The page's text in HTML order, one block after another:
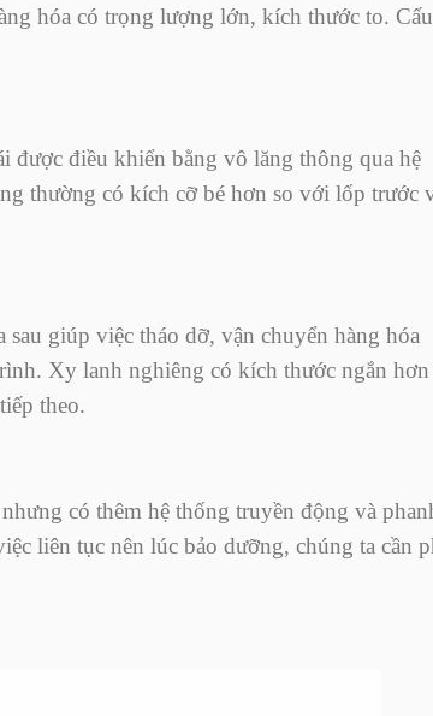
hóa có trọng lượng lớn, kích thước to. Cấu
điều khiển bằng vô lăng thông qua hệ
thường có kích cỡ bé hơn so với lốp trước
giúp việc tháo dỡ, vận chuyển hàng hóa
Xy lanh nghiêng có kích thước ngắn hơn
theo.
có thêm hệ thống truyền động và
liên tục nên lúc bảo dưỡng, chúng ta cần